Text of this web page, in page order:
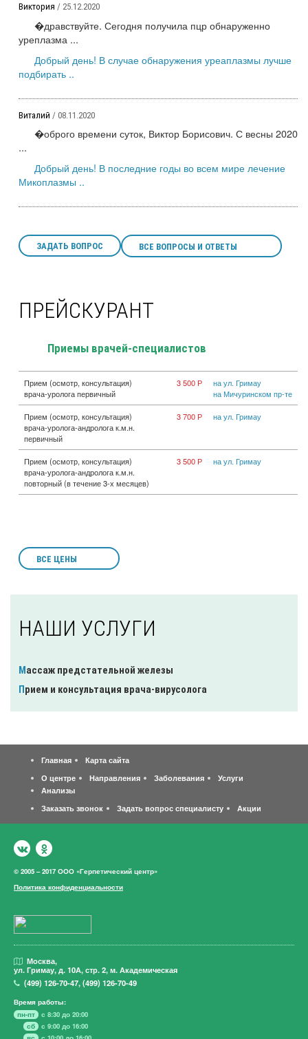
Виктория / 25.12.2020
�дравствуйте. Сегодня получила пцр обнаруженно
уреплазма ...
Добрый день! В случае обнаружения уреаплазмы лучше
подбирать ..
Виталий / 08.11.2020
�оброго времени суток, Виктор Борисович. С весны 2020
...
Добрый день! В последние годы во всем мире лечение
Микоплазмы ..
ЗАДАТЬ ВОПРОС ВСЕ ВОПРОСЫ И ОТВЕТЫ
ПРЕЙСКУРАНТ
Приемы врачей-специалистов
Прием (осмотр, консультация)
врача-уролога первичный
3 500 Р
на ул. Гримау
на Мичуринском пр-те
Прием (осмотр, консультация)
врача-уролога-андролога к.м.н.
первичный
3 700 Р на ул. Гримау
Прием (осмотр, консультация)
врача-уролога-андролога к.м.н.
повторный (в течение 3-х месяцев)
3 500 Р на ул. Гримау
ВСЕ ЦЕНЫ
НАШИ УСЛУГИ
Массаж предстательной железы
Прием и консультация врача-вирусолога
Главная
Карта сайта
О центре
Направления Заболевания
Услуги
Анализы
Заказать звонок
Задать вопрос специалисту Акции
© 2005 – 2017 ООО «Герпетический центр»
Политика конфиденциальности
Москва,
ул. Гримау, д. 10А, стр. 2, м. Академическая
(499)126-70-47,(499)126-70-49
Время работы:
пн-пт
с 8:30 до 20:00
сб
с 9:00 до 16:00